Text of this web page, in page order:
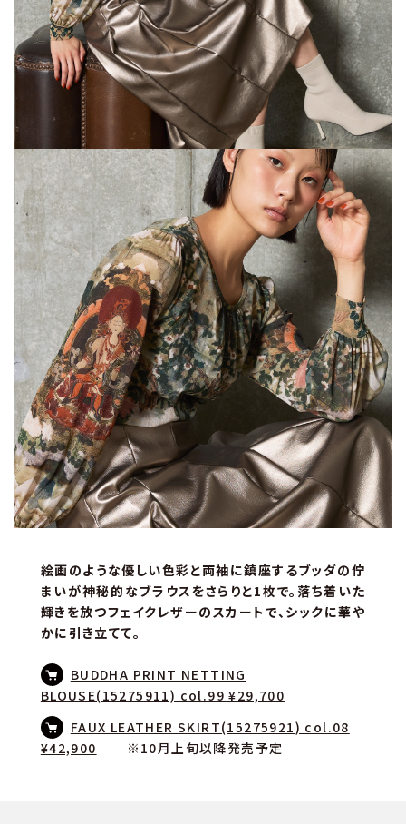
絵画のような優しい色彩と両袖に鎮座するブッダの佇
まいが神秘的なブラウスをさらりと1枚で。落ち着いた
輝きを放つフェイクレザーのスカートで、シックに華や
かに引き立てて。
BUDDHA PRINT NETTING
BLOUSE(15275911) col.99 ¥29,700
FAUX LEATHER SKIRT(15275921) col.08
¥42,900
※10月上旬以降発売予定